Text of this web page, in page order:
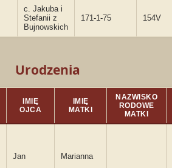
c. Jakuba i
Stefanii z
Bujnowskich
171-1-75 154V
Urodzenia
IMIĘ
OJCA
IMIĘ
MATKI
NAZWISKO
RODOWE
MATKI
Jan Marianna